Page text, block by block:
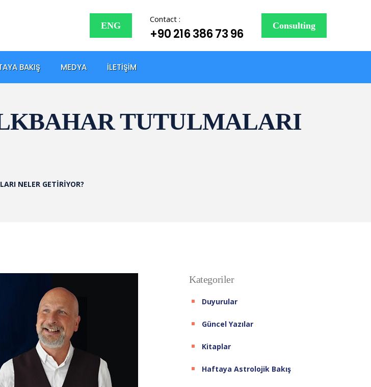
ENG
Contact :
+90 216 386 73 96
Consulting
BAKIŞ MEDYA İLETIŞIM
TUTULMALARI
NELER GETİRİYOR?
Kategoriler
Duyurular
Güncel Yazılar
Kitaplar
Haftaya Astrolojik Bakış